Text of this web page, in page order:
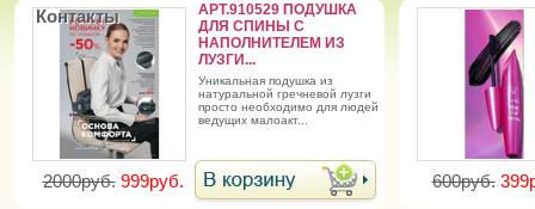
Контакты
АРТ.910529 ПОДУШКА
ДЛЯ СПИНЫ С
НАПОЛНИТЕЛЕМ ИЗ
ЛУЗГИ...
уникальная подушка из
натуральной гречневой лузги
просто необходимо для людей
ведущих малоакт...
2000руб. 999руб. 600руб.